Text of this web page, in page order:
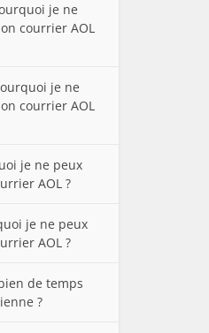
je ne
courrier AOL
je ne
courrier AOL
je ne peux
AOL ?
je ne peux
AOL ?
de temps
?